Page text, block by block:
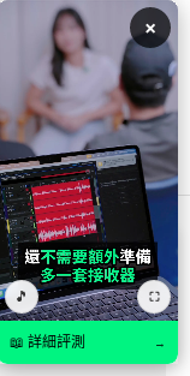
兼副總裁 Jay Kim
Agent... 閱讀全
×
🎵 ⛶
📖 詳細評測 →